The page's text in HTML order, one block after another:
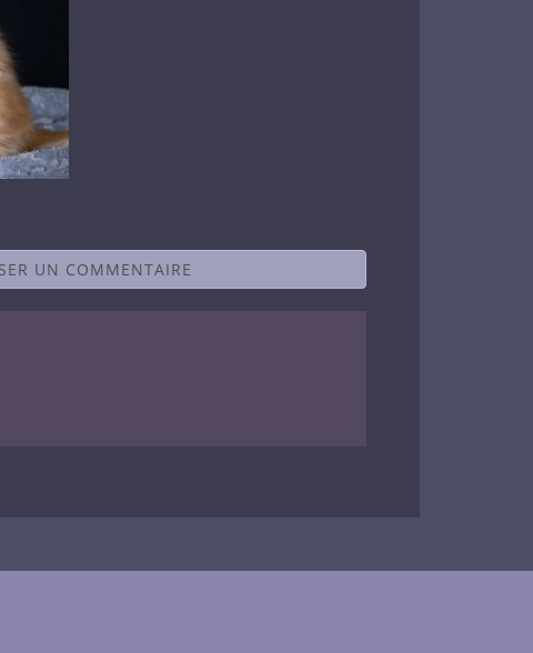
UN COMMENTAIRE